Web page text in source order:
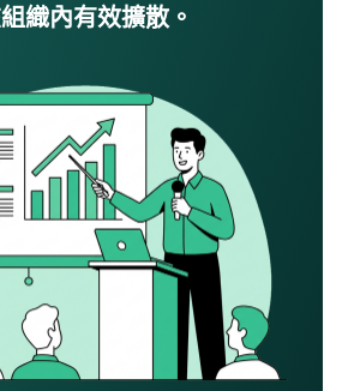
織內有效擴散。